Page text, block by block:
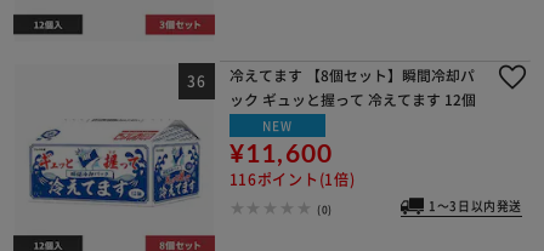
冷えてます 【8個セット】瞬間冷却パ
ック ギュッと握って 冷えてます 12個
NEW
¥11,600
116ポイント(1倍)
(0) 1～3日以内発送